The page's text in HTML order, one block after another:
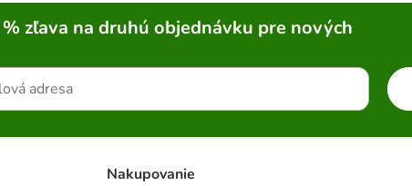
zľava na druhú objednávku pre nových
Nakupovanie